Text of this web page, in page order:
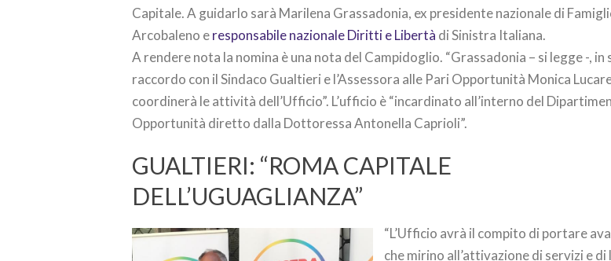
Capitale. A guidarlo sarà Marilena Grassadonia, ex presidente nazionale di
Arcobaleno eresponsabile nazionale Diritti e Libertà di Sinistra Italiana.
A rendere nota la nomina è una nota del Campidoglio. “Grassadonia – si legge -,
raccordo con il Sindaco Gualtieri e l’Assessora alle Pari Opportunità Monica
coordinerà le attività dell’Ufficio”. L’ufficio è “incardinato all’interno del
Opportunità diretto dalla Dottoressa Antonella Caprioli”.
GUALTIERI: “ROMA CAPITALE
DELL’UGUAGLIANZA”
“L’Ufficio avrà il compito di portare
che mirino all’attivazione di servizi e di